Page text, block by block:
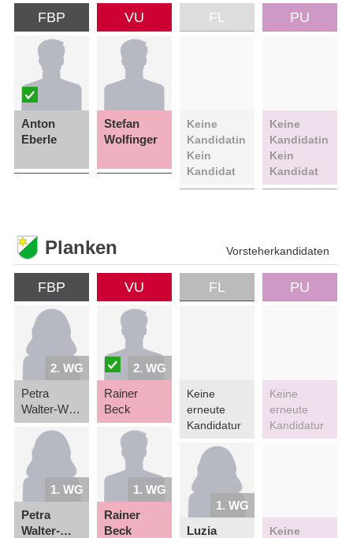
FBP
Anton
Eberle
VU
Stefan
Wolfinger
FL
Keine
Kandidatin
Kein
Kandidat
PU
Keine
Kandidatin
Kein
Kandidat
Planken Vorsteherkandidaten
FBP
2. WG
Petra
Walter-Wenzel
1. WG
Petra
Walter-Wenzel
VU
2. WG
Rainer
Beck
1. WG
Rainer
Beck
FL
Keine
erneute
Kandidatur
1. WG
Luzia
PU
Keine
erneute
Kandidatur
Keine